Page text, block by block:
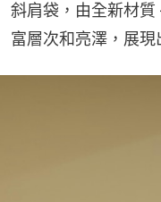
斜肩袋，由全新材
富層次和亮澤，展現